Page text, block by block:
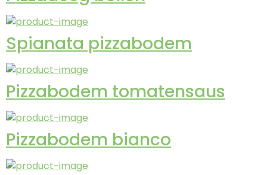
Spianata pizzabodem
Pizzabodem tomatensaus
Pizzabodem bianco